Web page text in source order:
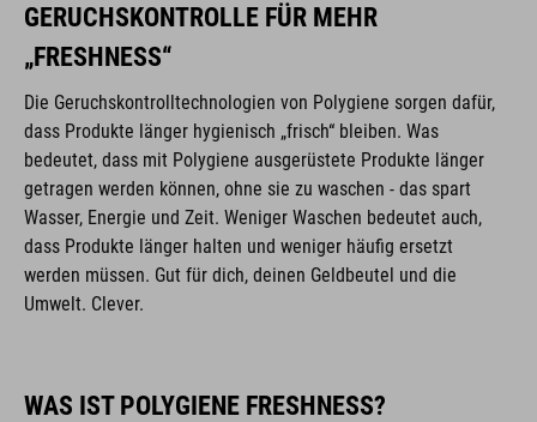
GERUCHSKONTROLLE FÜR MEHR
„FRESHNESS“
Die Geruchskontrolltechnologien von Polygiene sorgen dafür,
dass Produkte länger hygienisch „frisch“ bleiben. Was
bedeutet, dass mit Polygiene ausgerüstete Produkte länger
getragen werden können, ohne sie zu waschen - das spart
Wasser, Energie und Zeit. Weniger Waschen bedeutet auch,
dass Produkte länger halten und weniger häufig ersetzt
werden müssen. Gut für dich, deinen Geldbeutel und die
Umwelt. Clever.
WAS IST POLYGIENE FRESHNESS?